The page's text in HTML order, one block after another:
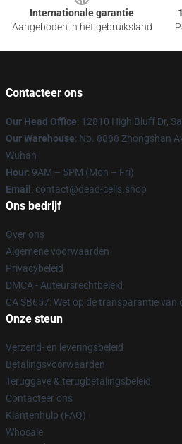
Internationale garantie
Aangeboden in het gebruiksland
Contacteer ons
Our Head Office: 12810 High Bluff Dr,
Our Warehouse: No. 8888 Zhongshan
Wuhan
Hour: 9AM – 5PM (Mon – Fri)
Email : contact@dead-cells.shop
Ons bedrijf
Over ons
Algemene voorwaarden
Privacybeleid
DMCA - Auteursrechtbeleid
CA SB657: Wet op de transparantie van
Onze steun
Verzend- en leveringsbeleid
Betalingsvoorwaarden
Teruggave & terugbetalingsbeleid
Contacteer ons
Klantenhulp (FAQ)
Whosale